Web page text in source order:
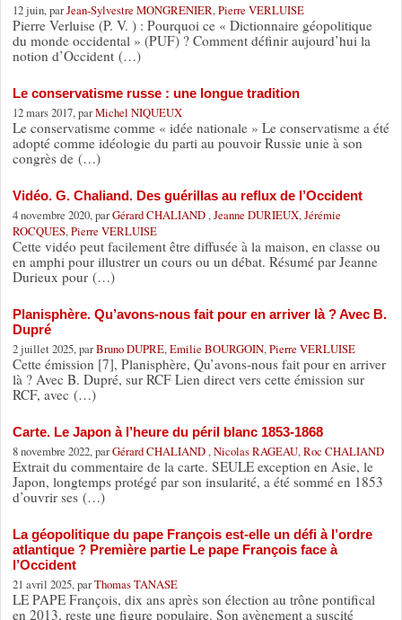
12 juin, parJean-Sylvestre MONGRENIER, Pierre VERLUISE
Pierre Verluise (P. V. ) : Pourquoi ce « Dictionnaire géopolitique
du monde occidental » (PUF) ? Comment définir aujourd’hui la
notion d’Occident (…)
Le conservatisme russe : une longue tradition
12 mars 2017, parMichel NIQUEUX
Le conservatisme comme « idée nationale » Le conservatisme a été
adopté comme idéologie du parti au pouvoir Russie unie à son
congrès de (…)
Vidéo. G. Chaliand. Des guérillas au reflux de l’Occident
4 novembre 2020, parGérard CHALIAND , Jeanne DURIEUX, Jérémie
ROCQUES, Pierre VERLUISE
Cette vidéo peut facilement être diffusée à la maison, en classe ou
en amphi pour illustrer un cours ou un débat. Résumé par Jeanne
Durieux pour (…)
Planisphère. Qu’avons-nous fait pour en arriver là ? Avec B.
Dupré
2 juillet 2025, parBruno DUPRE, Emilie BOURGOIN, Pierre VERLUISE
Cette émission [7], Planisphère, Qu’avons-nous fait pour en arriver
là ? Avec B. Dupré, sur RCF Lien direct vers cette émission sur
RCF, avec (…)
Carte. Le Japon à l’heure du péril blanc 1853-1868
8 novembre 2022, parGérard CHALIAND , Nicolas RAGEAU, Roc CHALIAND
Extrait du commentaire de la carte. SEULE exception en Asie, le
Japon, longtemps protégé par son insularité, a été sommé en 1853
d’ouvrir ses (…)
La géopolitique du pape François est-elle un défi à l’ordre
atlantique ? Première partie Le pape François face à
l’Occident
21 avril 2025, parThomas TANASE
LE PAPE François, dix ans après son élection au trône pontifical
en 2013, reste une figure populaire. Son avènement a suscité